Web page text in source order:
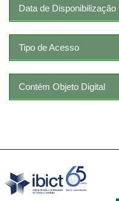
Data de Disponibilização
Tipo de Acesso
Contém Objeto Digital